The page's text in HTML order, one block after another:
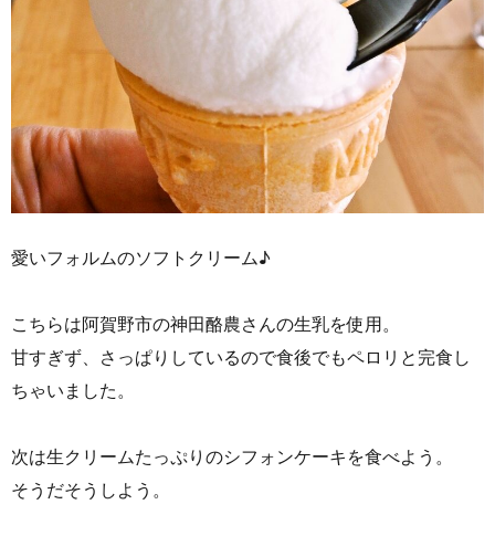
愛いフォルムのソフトクリーム♪
こちらは阿賀野市の神田酪農さんの生乳を使用。
甘すぎず、さっぱりしているので食後でもペロリと完食し
ちゃいました。
次は生クリームたっぷりのシフォンケーキを食べよう。
そうだそうしよう。